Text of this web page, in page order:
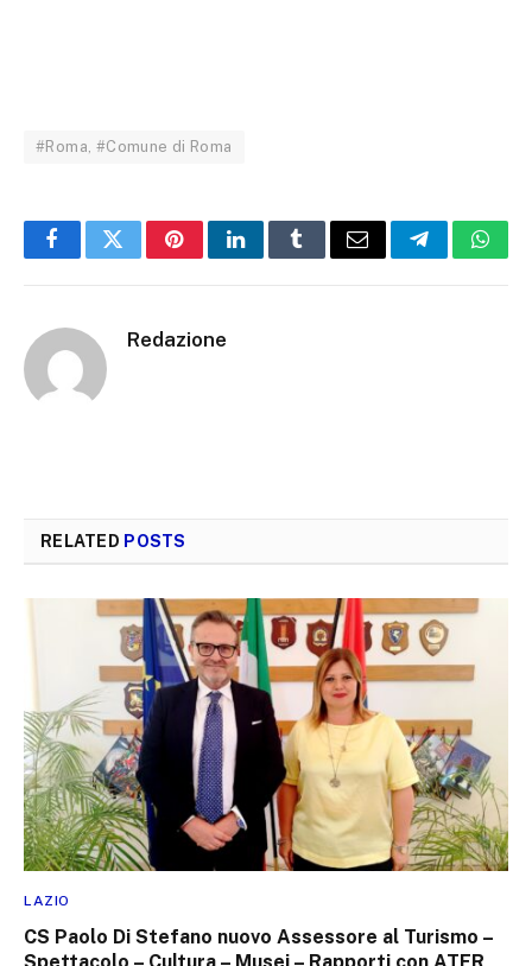
#Roma, #Comune di Roma
FacebookTwitterPinterestLinkedInTumblrEmail Telegram
Redazione
RELATED POSTS
LAZIO
CS Paolo Di Stefano nuovo Assessore al Turismo –